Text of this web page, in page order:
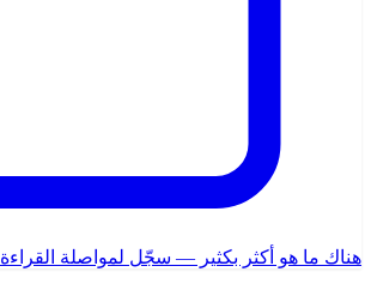
هناك ما هو أكثر بكثير — سجّل لمواصلة القراءة